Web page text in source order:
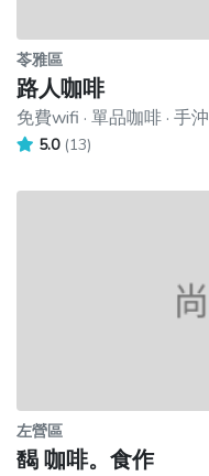
苓雅區
路人咖啡
免費wifi · 單品咖啡 · 手沖
5.0 (13)
左營區
馤 咖啡。食作